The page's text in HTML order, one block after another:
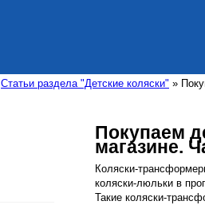
Статьи раздела "Детские коляски" »
Покупаем
магазине.
Коляски-
коляски-люльки в
Такие коляски-